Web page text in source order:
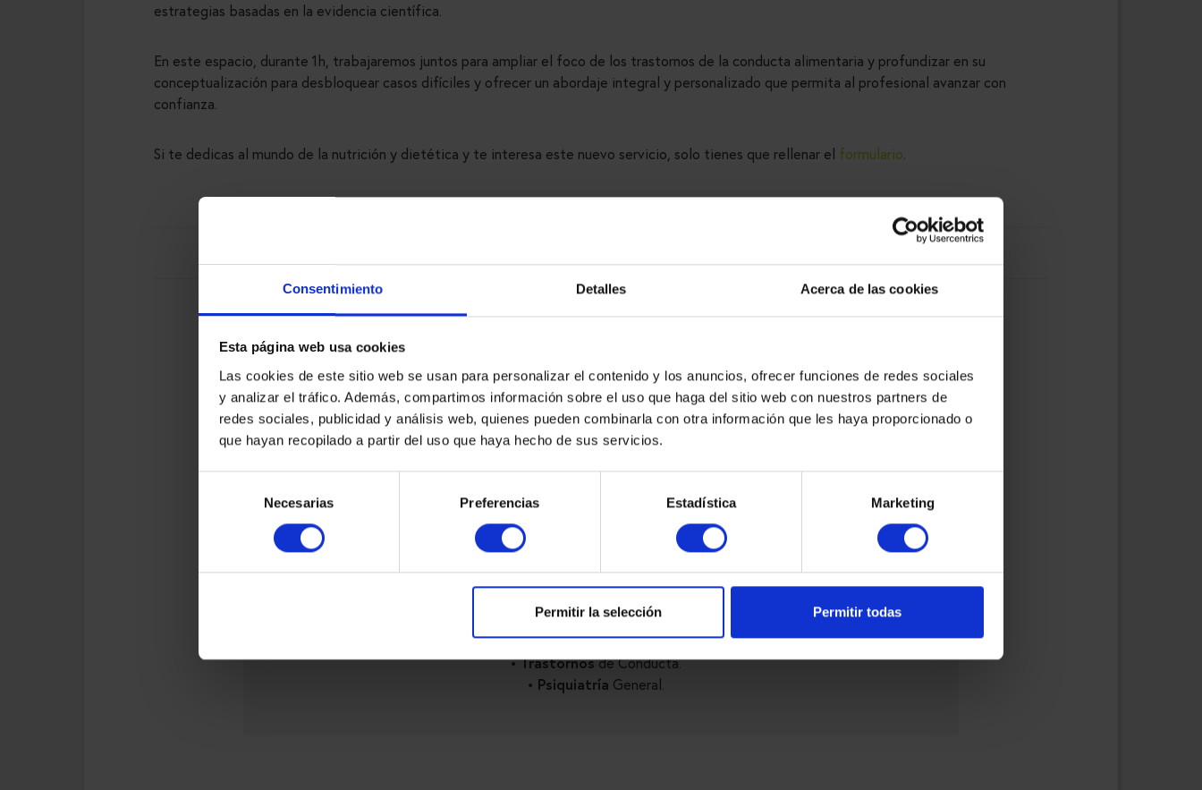
Consentimiento Detalles Acerca de las cookies
Esta página web usa cookies
Las cookies de este sitio web se usan para personalizar el contenido y los anuncios, ofrecer funciones de redes sociales
y analizar el tráfico. Además, compartimos información sobre el uso que haga del sitio web con nuestros partners de
redes sociales, publicidad y análisis web, quienes pueden combinarla con otra información que les haya proporcionado o
que hayan recopilado a partir del uso que haya hecho de sus servicios.
consentimiento
Necesarias Preferencias Estadística Marketing
Permitir la selección Permitir todas
estrategias basadas en la evidencia científica.
En este espacio, durante 1h, trabajaremos juntos para ampliar el foco de los trastornos de la conducta alimentaria y profundizar en su
conceptualización para desbloquear casos difíciles y ofrecer un abordaje integral y personalizado que permita al profesional avanzar con
confianza.
Si te dedicas al mundo de la nutrición y dietética y te interesa este nuevo servicio, solo tienes que rellenar el formulario
Somosespecialistasensalud mental.
Disponemos de una amplia red de centros dedicados al tratamiento
integral de los trastornos y problemáticas asociadas a la salud mental:
Trastornos de la ConductaAlimentaria,
Trastornosde Conducta.
Psiquiatría General.